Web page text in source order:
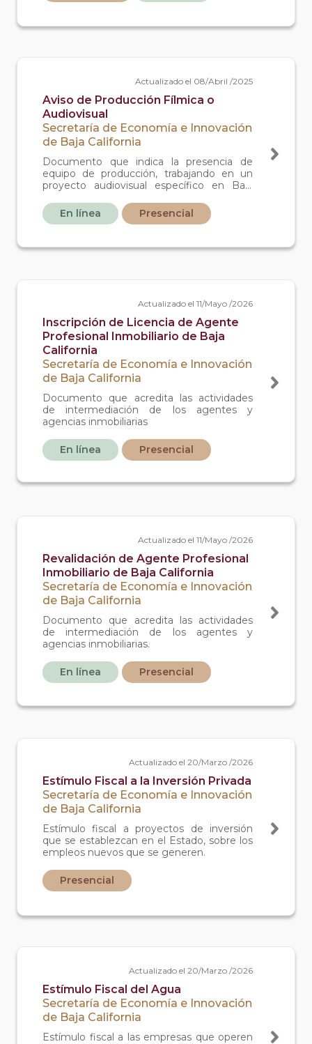
Actualizado el 08/Abril /2025
Aviso de Producción Fílmica o
Audiovisual
Secretaría de Economía e Innovación
de Baja California
Documento que indica la presencia de
equipo de producción, trabajando en un
proyecto audiovisual específico en Baja
En línea
Presencial
Actualizado el 11/Mayo /2026
Inscripción de Licencia de Agente
Profesional Inmobiliario de Baja
California
Secretaría de Economía e Innovación
de Baja California
Documento que acredita las actividades
de intermediación de los agentes y
agencias inmobiliarias
En línea Presencial
Actualizado el 11/Mayo /2026
Revalidación de Agente Profesional
Inmobiliario de Baja California
Secretaría de Economía e Innovación
de Baja California
Documento que acredita las actividades
de intermediación de los agentes y
agencias inmobiliarias.
En línea Presencial
Actualizado el 20/Marzo /2026
Estímulo Fiscal a la Inversión Privada
Secretaría de Economía e Innovación
de Baja California
Estímulo fiscal a proyectos de inversión
que se establezcan en el Estado, sobre los
empleos nuevos que se generen.
Presencial
Actualizado el 20/Marzo /2026
Estímulo Fiscal del Agua
Secretaría de Economía e Innovación
de Baja California
Estímulo fiscal a las empresas que operen